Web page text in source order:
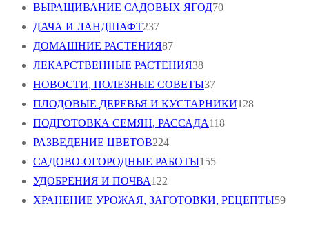
ВЫРАЩИВАНИЕ САДОВЫХ ЯГОД70
ДАЧА И ЛАНДШАФТ237
ДОМАШНИЕ РАСТЕНИЯ87
ЛЕКАРСТВЕННЫЕ РАСТЕНИЯ38
НОВОСТИ, ПОЛЕЗНЫЕ СОВЕТЫ37
ПЛОДОВЫЕ ДЕРЕВЬЯ И КУСТАРНИКИ128
ПОДГОТОВКА СЕМЯН, РАССАДА118
РАЗВЕДЕНИЕ ЦВЕТОВ224
САДОВО-ОГОРОДНЫЕ РАБОТЫ155
УДОБРЕНИЯ И ПОЧВА122
ХРАНЕНИЕ УРОЖАЯ, ЗАГОТОВКИ, РЕЦЕПТЫ59